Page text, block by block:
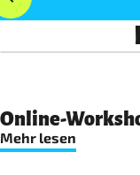
Online-
Mehr lesen